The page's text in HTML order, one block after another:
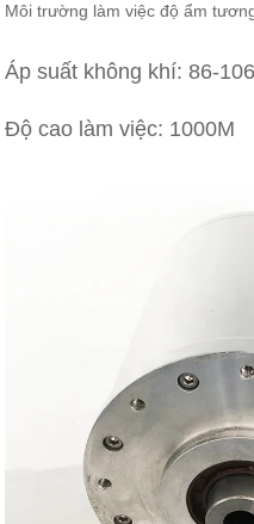
Môi trường làm việc độ ẩm
Áp suất không khí: 86-
Độ cao làm việc: 1000M